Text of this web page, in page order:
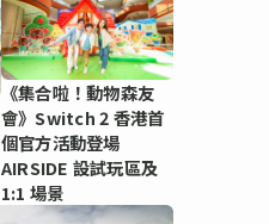
《集合啦！動物森友
會》Switch 2 香港首
個官方活動登場
AIRSIDE 設試玩區及
1:1 場景